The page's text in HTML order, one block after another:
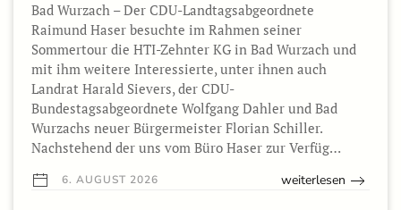
Bad Wurzach – Der CDU-Landtagsabgeordnete
Raimund Haser besuchte im Rahmen seiner
Sommertour die HTI-Zehnter KG in Bad Wurzach und
mit ihm weitere Interessierte, unter ihnen auch
Landrat Harald Sievers, der CDU-
Bundestagsabgeordnete Wolfgang Dahler und Bad
Wurzachs neuer Bürgermeister Florian Schiller.
Nachstehend der uns vom Büro Haser zur Verfüg…
6. AUGUST 2026 weiterlesen